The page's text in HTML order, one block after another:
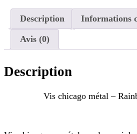
Description Informations
Avis (0)
Description
Vis chicago métal –